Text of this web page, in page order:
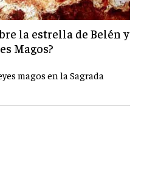
la estrella de Belén y
Magos?
magos en la Sagrada